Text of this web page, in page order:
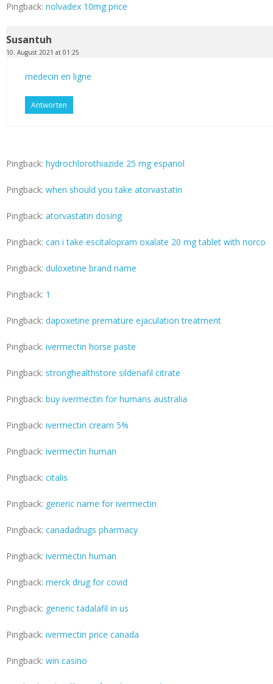
Pingback: nolvadex 10mg price
Susantuh
10. August 2021 at 01:25
medecin en ligne
Antworten
Pingback: hydrochlorothiazide 25 mg espanol
Pingback: when should you take atorvastatin
Pingback: atorvastatin dosing
Pingback: can i take escitalopram oxalate 20 mg tablet with norco
Pingback: duloxetine brand name
Pingback: 1
Pingback: dapoxetine premature ejaculation treatment
Pingback: ivermectin horse paste
Pingback: stronghealthstore sildenafil citrate
Pingback: buy ivermectin for humans australia
Pingback: ivermectin cream 5%
Pingback: ivermectin human
Pingback: citalis
Pingback: generic name for ivermectin
Pingback: canadadrugs pharmacy
Pingback: ivermectin human
Pingback: merck drug for covid
Pingback: generic tadalafil in us
Pingback: ivermectin price canada
Pingback: win casino